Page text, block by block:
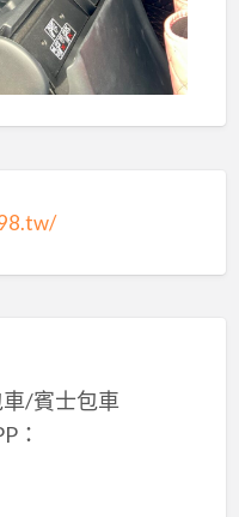
/賓士包車
：